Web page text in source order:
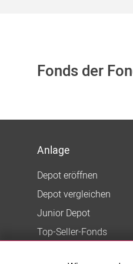
Fonds der
Anlage
Depot eröffnen
Depot vergleichen
Junior Depot
Top-Seller-Fonds